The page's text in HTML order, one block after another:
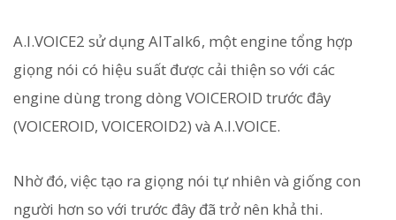
A.I.VOICE2 sử dụng AITalk6, một engine tổng hợp
giọng nói có hiệu suất được cải thiện so với các
engine dùng trong dòng VOICEROID trước đây
(VOICEROID, VOICEROID2) và A.I.VOICE.
Nhờ đó, việc tạo ra giọng nói tự nhiên và giống con
người hơn so với trước đây đã trở nên khả thi.